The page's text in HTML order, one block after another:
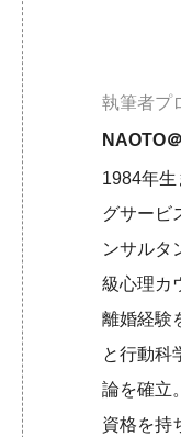
執筆者プ
NAOTO
1984年
グサービ
ンサルタ
級心理カ
離婚経験
と行動科
論を確立
資格を持